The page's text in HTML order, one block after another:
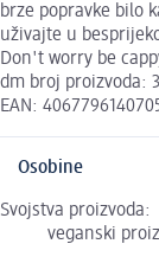
brze popravke bilo
uživajte u
Don't worry be
dm broj proizvoda:
EAN:
Osobine
Svojstva proizvoda:
veganski